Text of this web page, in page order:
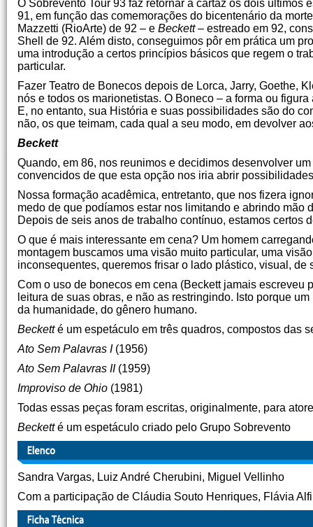
O Sobrevento Tour 93 faz retornar a cartaz os dois últimos
91, em função das comemorações do bicentenário da
Mazzetti (RioArte) de 92 – e Beckett– estreado em 92,
Shell de 92. Além disto, conseguimos pôr em prática um
uma introdução a certos princípios básicos que regem o
particular.
Fazer Teatro de Bonecos depois de Lorca, Jarry, Goethe,
nós e todos os marionetistas. O Boneco – a forma ou
E, no entanto, sua História e suas possibilidades são do
não, os que teimam, cada qual a seu modo, em devolver
Beckett
Quando, em 86, nos reunimos e decidimos desenvolver
convencidos de que esta opção nos iria abrir
Nossa formação acadêmica, entretanto, que nos fizera
medo de que podíamos estar nos limitando e abrindo mão
Depois de seis anos de trabalho contínuo, estamos certos
O que é mais interessante em cena? Um homem
montagem buscamos uma visão muito particular, uma
inconsequentes, queremos frisar o lado plástico, visual,
Com o uso de bonecos em cena (Beckett jamais
leitura de suas obras, e não as restringindo. Isto porque
da humanidade, do gênero humano.
Becketté um espetáculo em três quadros, compostos das
Ato Sem Palavras I(1956)
Ato Sem Palavras II(1959)
Improviso de Ohio (1981)
Todas essas peças foram escritas, originalmente, para
Becketté um espetáculo criado pelo Grupo Sobrevento
Sandra Vargas, Luiz André Cherubini, Miguel Vellinho
Com a participação de Cláudia Souto Henriques, Flávia